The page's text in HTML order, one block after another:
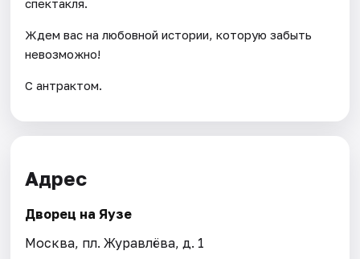
спектакля.
Ждем вас на любовной истории, которую забыть
невозможно!
С антрактом.
Адрес
Дворец на Яузе
Москва, пл. Журавлёва, д. 1